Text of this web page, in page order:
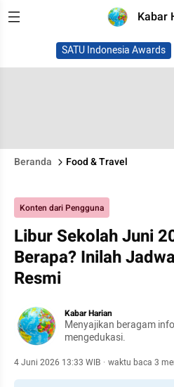
Kabar
SATU Indonesia Awards
Beranda Food & Travel
Konten dari Pengguna
Libur Sekolah Juni
Berapa? Inilah
Resmi
Kabar Harian
Menyajikan beragam
mengedukasi.
4 Juni 2026 13:33 WIB · waktu baca 3